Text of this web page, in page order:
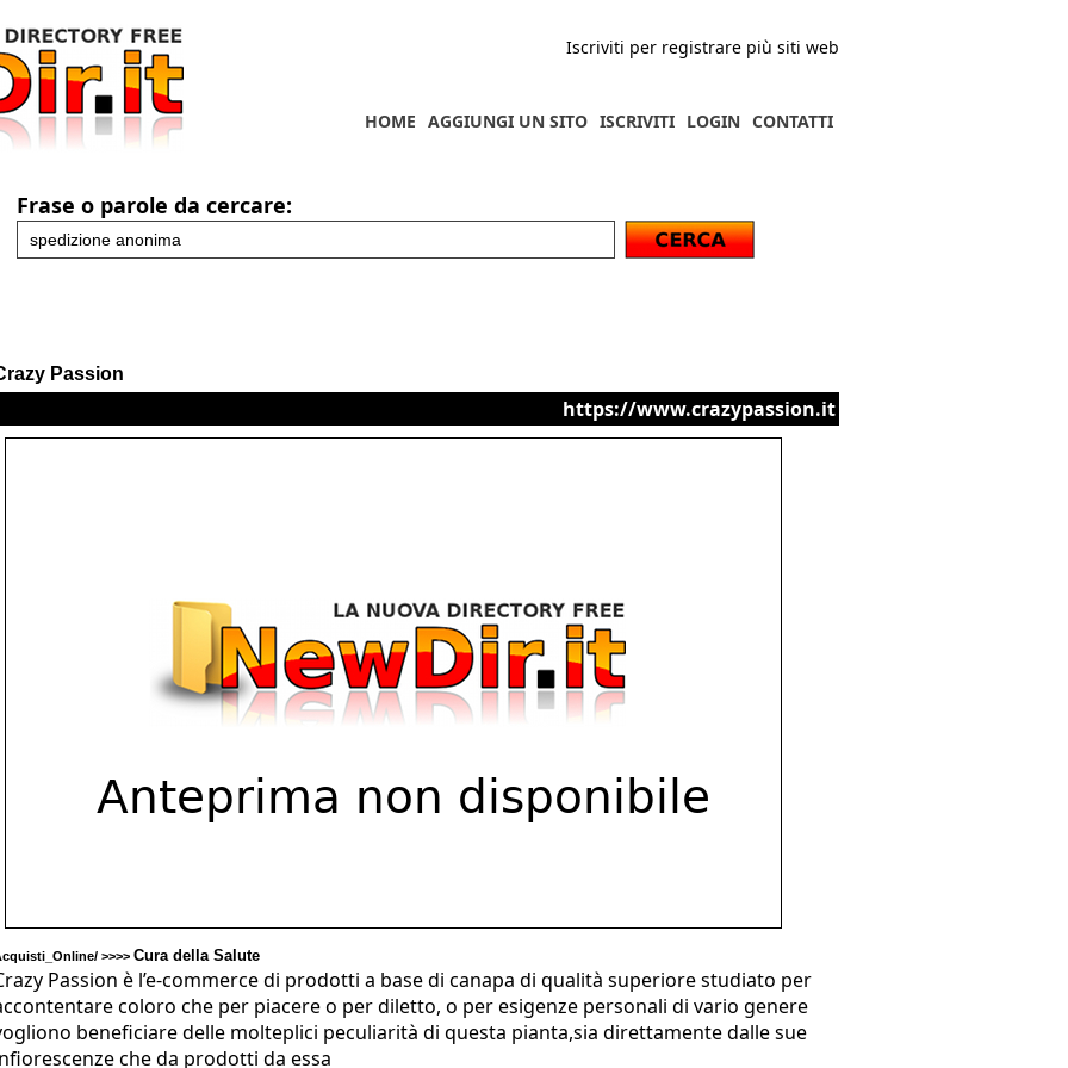
Iscriviti per registrare più siti web
CONTATTI
LOGIN
ISCRIVITI
AGGIUNGI UN SITO
HOME
Frase o parole da cercare:
Passion
https://www.crazypassion.it
>>>> Cura della Salute
Passion è l’e-commerce di prodotti a base di canapa di qualità superiore studiato per
coloro che per piacere o per diletto, o per esigenze personali di vario genere
beneficiare delle molteplici peculiarità di questa pianta,sia direttamente dalle sue
che da prodotti da essa